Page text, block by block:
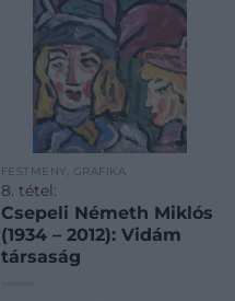
FESTMÉNY, GRAFIKA
8. tétel:
Csepeli Németh Miklós
(1934 – 2012): Vidám
társaság